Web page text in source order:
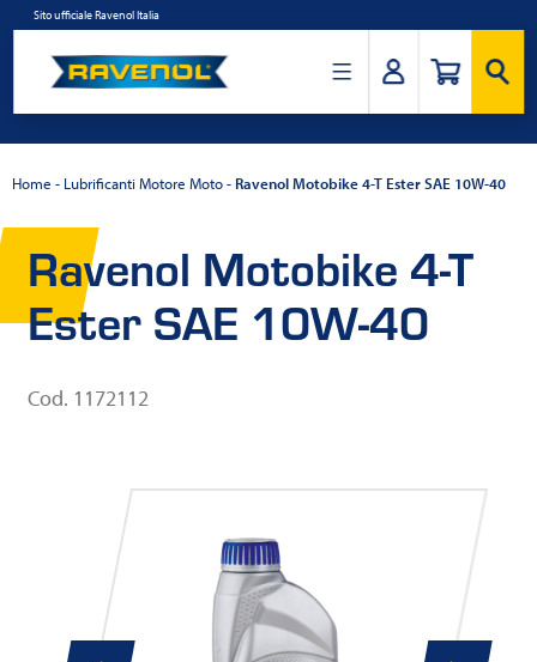
Salta
contenuto
Sito ufficiale Ravenol Italia
Ravenol
Home - Lubrificanti Motore Moto- Ravenol Motobike 4-T Ester SAE 10W-40
Ravenol Motobike 4-T
Ester SAE 10W-40
Cod. 1172112